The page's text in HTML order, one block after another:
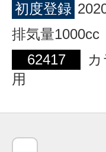
初度登録
排気量1000cc
62417
用